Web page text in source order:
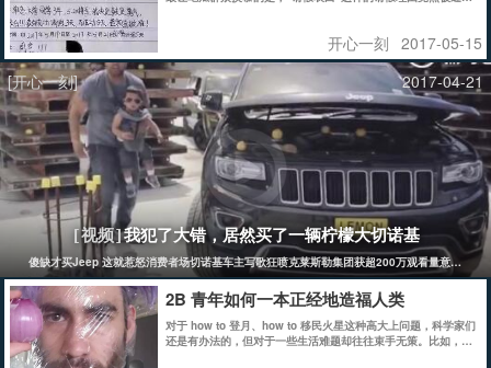
开心一刻 2017-05-15
[开心一刻]
2017-04-21
[视频]我犯了大错，居然买了一辆柠檬大切诺基
傻缺才买Jeep 这就惹怒消费者场切诺基车主写歌狂喷克莱斯勒集团获超200万观看量意外收
2B 青年如何一本正经地造福人类
对于 how to 登月、how to 移民火星这种高大上问题，科学家们
还是有办法的，但对于一些生活难题却往往束手无策。比如，人